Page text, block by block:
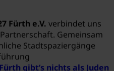
Fürth e.V. verbindet uns
Gemeinsam
Stadtspaziergänge
gibt’s nichts als Juden